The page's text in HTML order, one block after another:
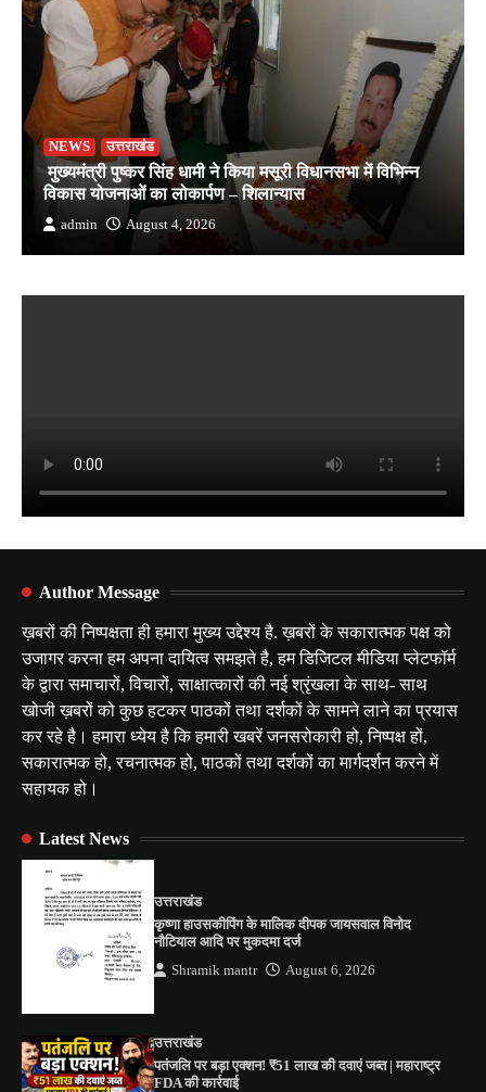
NEWS उत्तराखंड
मुख्यमंत्री पुष्कर सिंह धामी ने किया मसूरी विधानसभा में विभिन्न
विकास योजनाओं का लोकार्पण – शिलान्यास
admin August 4, 2026
Author Message
ख़बरों की निष्पक्षता ही हमारा मुख्य उद्देश्य है. ख़बरों के सकारात्मक पक्ष को
उजागर करना हम अपना दायित्व समझते है, हम डिजिटल मीडिया प्लेटफॉर्म
के द्वारा समाचारों, विचारों, साक्षात्कारों की नई श्रृंखला के साथ- साथ
खोजी ख़बरों को कुछ हटकर पाठकों तथा दर्शकों के सामने लाने का प्रयास
कर रहे है। हमारा ध्येय है कि हमारी खबरें जनसरोकारी हो, निष्पक्ष हों,
सकारात्मक हो, रचनात्मक हो, पाठकों तथा दर्शकों का मार्गदर्शन करने में
सहायक हो।
Latest News
उत्तराखंड
कृष्णा हाउसकीपिंग के मालिक दीपक जायसवाल विनोद
नौटियाल आदि पर मुकदमा दर्ज
Shramik mantr August 6, 2026
उत्तराखंड
पतंजलि पर बड़ा एक्शन! ₹51 लाख की दवाएं जब्त | महाराष्ट्र
FDA की कार्रवाई